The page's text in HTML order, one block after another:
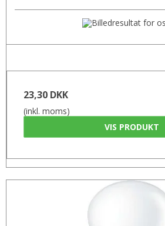
23,30 DKK
(inkl. moms)
VIS PRODUKT